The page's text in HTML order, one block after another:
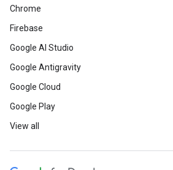
Chrome
Firebase
Google AI Studio
Google Antigravity
Google Cloud
Google Play
View all